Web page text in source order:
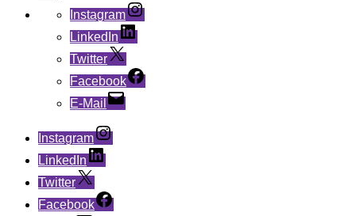
Instagram
LinkedIn
Twitter
Facebook
E-Mail
Instagram
LinkedIn
Twitter
Facebook